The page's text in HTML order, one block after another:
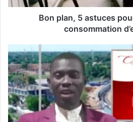
s
a
i
l
Bon plan, 5 astuces
consommation